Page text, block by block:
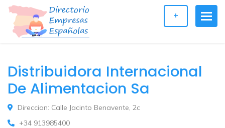
+
Distribuidora Internacional
De Alimentacion Sa
Direccion: Calle Jacinto Benavente, 2c
+34 913985400